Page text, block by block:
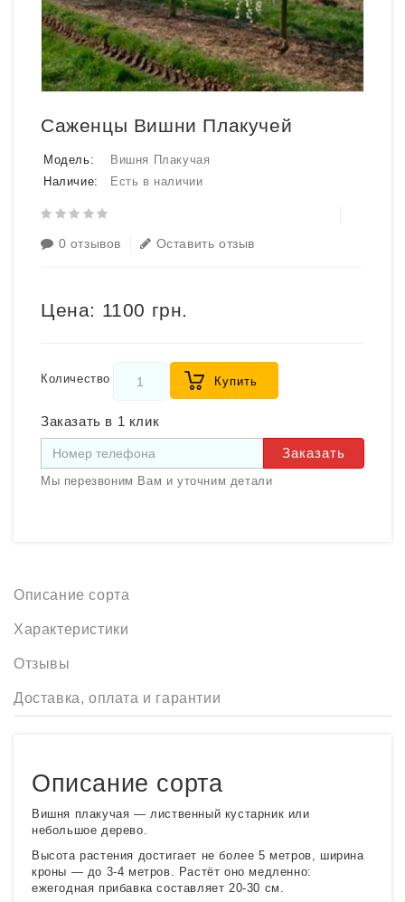
Саженцы Вишни Плакучей
Модель:
Вишня Плакучая
Наличие:
Есть в наличии
0 отзывов Оставить отзыв
Цена: 1100 грн.
Количество Купить
Заказать в 1 клик
Заказать
Мы перезвоним Вам и уточним детали
Описание сорта
Характеристики
Отзывы
Доставка, оплата и гарантии
Описание сорта
Вишня плакучая — лиственный кустарник или
небольшое дерево.
Высота растения достигает не более 5 метров, ширина
кроны — до 3-4 метров. Растёт оно медленно:
ежегодная прибавка составляет 20-30 см.